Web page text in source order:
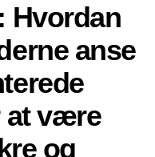
Hvordan
anse
at være
og